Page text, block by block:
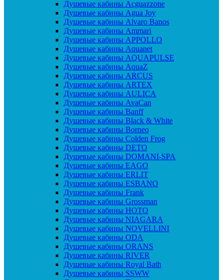
Душевые кабины Acguazzone
Душевые кабины Agua Joy
Душевые кабины Alvaro Banos
Душевые кабины Ammari
Душевые кабины APPOLLO
Душевые кабины Aquanet
Душевые кабины AQUAPULSE
Душевые кабины AquaZ
Душевые кабины ARCUS
Душевые кабины ARTEX
Душевые кабины AULICA
Душевые кабины AvaCan
Душевые кабины Banff
Душевые кабины Black & White
Душевые кабины Borneo
Душевые кабины Colden Frog
Душевые кабины DETO
Душевые кабины DOMANI-SPA
Душевые кабины EAGO
Душевые кабины ERLIT
Душевые кабины ESBANO
Душевые кабины Frank
Душевые кабины Grossman
Душевые кабины HOTO
Душевые кабины NIAGARA
Душевые кабины NOVELLINI
Душевые кабины ODA
Душевые кабины ORANS
Душевые кабины RIVER
Душевые кабины Royal Bath
Душевые кабины SSWW